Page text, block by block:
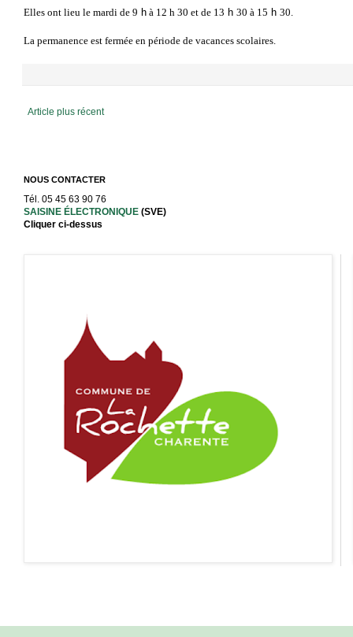
Elles ont lieu le mardi de 9 h à 12 h 30 et de 13 h 30 à 15 h 30.
La permanence est fermée en période de vacances scolaires.
Article plus récent
NOUS CONTACTER
Tél. 05 45 63 90 76
SAISINE ÉLECTRONIQUE (SVE)
Cliquer ci-dessus